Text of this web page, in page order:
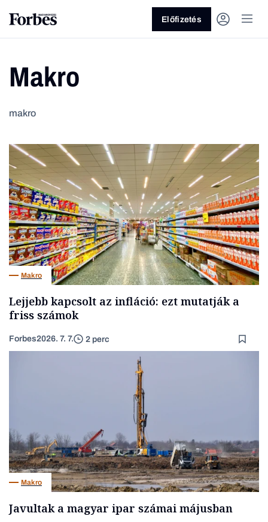
Vagy fedezze fel a következő
témákat
Üzlet Pénz Zöld Legyél jobb!
Előfizetés
Makro
makro
Makro
Lejjebb kapcsolt az infláció: ezt mutatják a
friss számok
Forbes2026. 7. 7. 2 perc
Makro
Javultak a magyar ipar számai májusban